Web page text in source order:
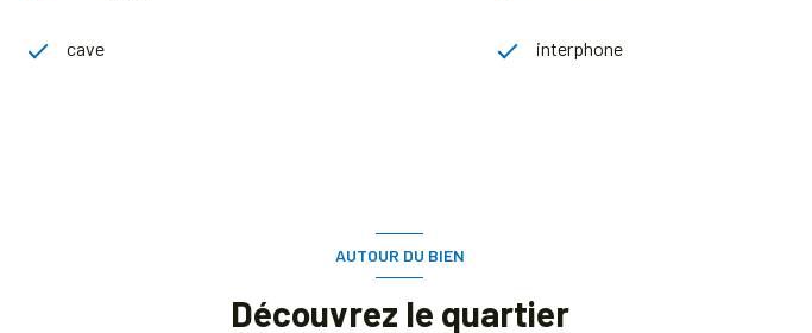
cave interphone
AUTOUR DU BIEN
Découvrez le quartier